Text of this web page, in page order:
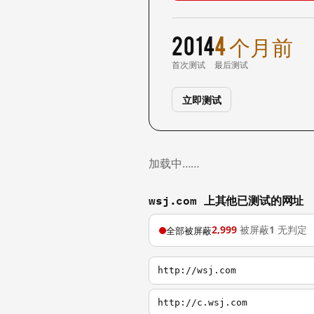
2014
首次测试
4 个月前
最后测试
立即测试
加载中……
wsj.com 上其他已测试的网址
全部被屏蔽2,999 被屏蔽1 无判定
http://wsj.com
http://c.wsj.com